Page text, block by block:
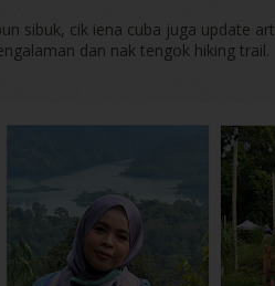
sibuk, cik iena cuba juga update
dan nak tengok hiking trail.